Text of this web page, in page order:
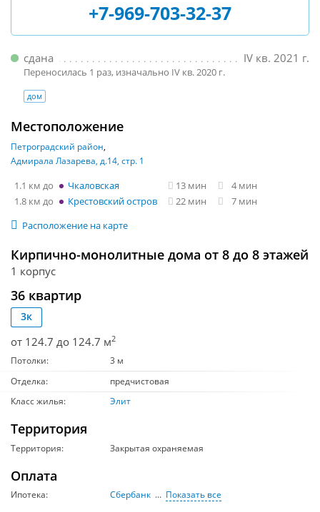
+7-969-703-32-37
IV кв. 2021 г.
сдана
Переносилась 1 раз, изначально IV кв. 2020 г.
дом
Местоположение
Петроградский район
Адмирала Лазарева, д.14, стр. 1
1.1 км Чкаловская 13 мин
4 мин
1.8 км
Крестовский остров 22 мин
7 мин
Расположение на карте
Кирпично-монолитные дома от 8 до 8 этажей
1 корпус
36 квартир
3к
от 124.7 до 124.7 м2
Потолки:
3 м
Отделка:
предчистовая
Класс жилья:
Элит
Территория
Территория: Закрытая охраняемая
Оплата
Ипотека: Сбербанк Показать все